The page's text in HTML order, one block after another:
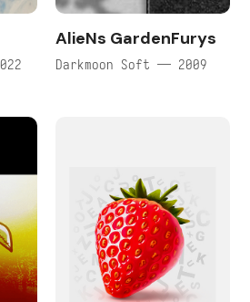
AlieNs GardenFurys
Darkmoon Soft — 2009